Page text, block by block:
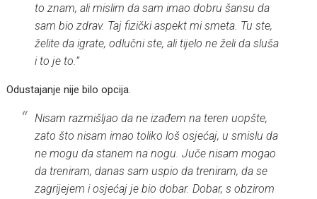
to znam, ali mislim da sam imao dobru šansu da
sam bio zdrav. Taj fizički aspekt mi smeta. Tu ste,
želite da igrate, odlučni ste, ali tijelo ne želi da sluša
i to je to.”
Odustajanje nije bilo opcija.
Nisam razmišljao da ne izađem na teren uopšte,
zato što nisam imao toliko loš osjećaj, u smislu da
ne mogu da stanem na nogu. Juče nisam mogao
da treniram, danas sam uspio da treniram, da se
zagrijejem i osjećaj je bio dobar. Dobar, s obzirom